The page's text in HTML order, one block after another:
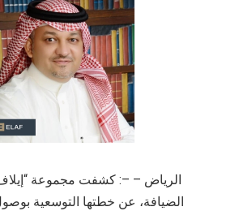
الرياض – –: كشفت مجموعة
الضيافة، عن خطتها التوسعية